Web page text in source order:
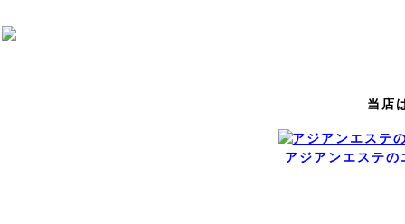
当店
アジアンエステの